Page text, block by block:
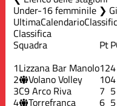
Under-16 femminile ❯
UltimaCalendario
Classifica
Squadra Pt
1Lizzana Bar Manolo124
2 Volano Volley 104
3C9 Arco Riva 7 5
4 Torrefranca 6 5